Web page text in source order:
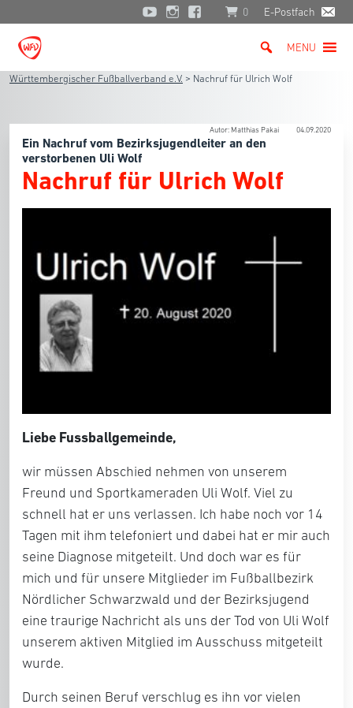
0 E-Postfach
MENU
Württembergischer Fußballverband e.V. > Nachruf für Ulrich Wolf
Autor: Matthias Pakai 04.09.2020
Ein Nachruf vom Bezirksjugendleiter an den
verstorbenen Uli Wolf
Nachruf für Ulrich Wolf
Liebe Fussballgemeinde,
wir müssen Abschied nehmen von unserem
Freund und Sportkameraden Uli Wolf. Viel zu
schnell hat er uns verlassen. Ich habe noch vor 14
Tagen mit ihm telefoniert und dabei hat er mir auch
seine Diagnose mitgeteilt. Und doch war es für
mich und für unsere Mitglieder im Fußballbezirk
Nördlicher Schwarzwald und der Bezirksjugend
eine traurige Nachricht als uns der Tod von Uli Wolf
unserem aktiven Mitglied im Ausschuss mitgeteilt
wurde.
Durch seinen Beruf verschlug es ihn vor vielen